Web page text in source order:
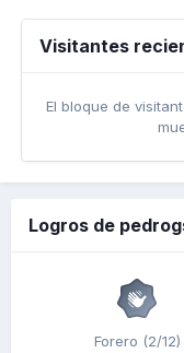
Visitantes
El bloque de
Logros de
Forero (2/12)